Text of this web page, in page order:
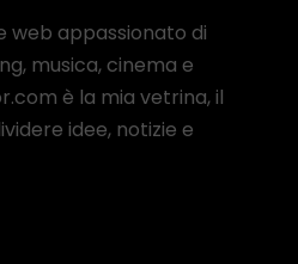
web appassionato di
musica, cinema e
è la mia vetrina, il
idee, notizie e